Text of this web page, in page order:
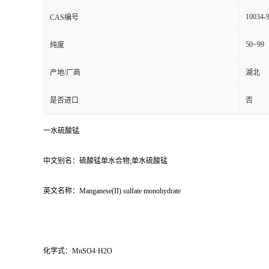
CAS编号 10034-
纯度 50~99
产地/厂商 湖北
是否进口 否
一水硫酸锰
中文别名：硫酸锰单水合物;单水硫酸锰
英文名称：Manganese(II) sulfate monohydrate
化学式：MnSO4·H2O